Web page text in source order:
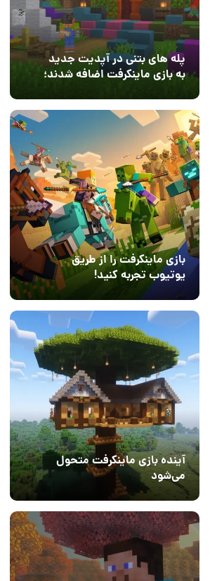
پله های بتنی در آپدیت جدید
به بازی ماینکرفت اضافه شدند؛
بازی ماینکرفت را از طریق
یوتیوب تجربه کنید!
41
آینده بازی ماینکرفت متحول
می‌شود